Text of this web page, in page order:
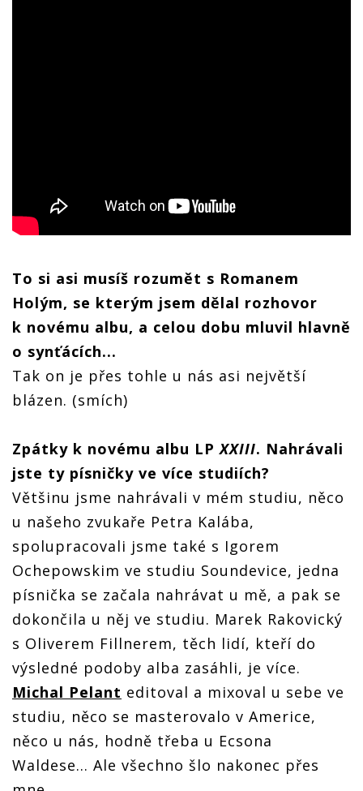
To si asi musíš rozumět s Romanem
Holým, se kterým jsem dělal rozhovor
k novému albu, a celou dobu mluvil hlavně
o synťácích...
Tak on je přes tohle u nás asi největší
blázen. (smích)
Zpátky k novému albu LPXXIII. Nahrávali
jste ty písničky ve více studiích?
Většinu jsme nahrávali v mém studiu, něco
u našeho zvukaře Petra Kalába,
spolupracovali jsme také s Igorem
Ochepowskim ve studiu Soundevice, jedna
písnička se začala nahrávat u mě, a pak se
dokončila u něj ve studiu. Marek Rakovický
s Oliverem Fillnerem, těch lidí, kteří do
výsledné podoby alba zasáhli, je více.
Michal Pelant editoval a mixoval u sebe ve
studiu, něco se masterovalo v Americe,
něco u nás, hodně třeba u Ecsona
Waldese... Ale všechno šlo nakonec přes